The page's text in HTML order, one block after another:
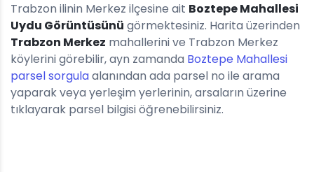
Trabzon ilinin Merkez ilçesine ait Boztepe Mahallesi
Uydu Görüntüsünü görmektesiniz. Harita üzerinden
Trabzon Merkez mahallerini ve Trabzon Merkez
köylerini görebilir, ayn zamanda Boztepe Mahallesi
parsel sorgulaalanından ada parsel no ile arama
yaparak veya yerleşim yerlerinin, arsaların üzerine
tıklayarak parsel bilgisi öğrenebilirsiniz.